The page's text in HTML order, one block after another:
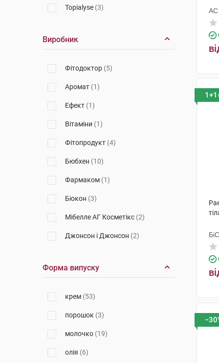
Vichy
Topialyse (3)
Urea
Виробник
Фітодоктор (5)
Аромат (1)
Ефект (1)
Вітаміни (1)
Фітопродукт (4)
Бюбхен (10)
Фармаком (1)
Біокон (3)
Мібелле АГ Косметікс (2)
Джонсон і Джонсон (2)
Лабораторіес Сарбек
Форма випуску
крем (53)
порошок (3)
молочко (19)
олія (6)
АС